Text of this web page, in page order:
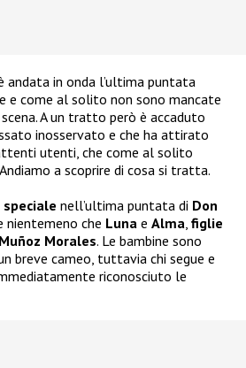
andata in onda l’ultima puntata
e come al solito non sono mancate
A un tratto però è accaduto
inosservato e che ha attirato
utenti, che come al solito
a scoprire di cosa si tratta.
speciale nell’ultima puntata di Don
che Luna e Alma, figlie
Morales. Le bambine sono
breve cameo, tuttavia chi segue e
riconosciuto le